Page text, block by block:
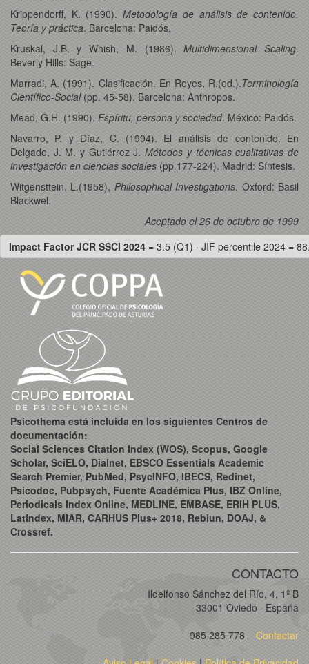
Krippendorff, K. (1990). Metodología de análisis de contenido.
Teoría y práctica. Barcelona: Paidós.
Kruskal, J.B. y Whish, M. (1986).Multidimensional Scaling.
Beverly Hills: Sage.
Marradi, A. (1991). Clasificación. En Reyes, R.(ed.).Terminología
Científico-Social(pp. 45-58). Barcelona: Anthropos.
Mead, G.H. (1990). Espíritu, persona y sociedad. México: Paidós.
Navarro, P. y Díaz, C. (1994). El análisis de contenido. En
Delgado, J. M. y Gutiérrez J.Métodos y técnicas cualitativas de
investigación en ciencias sociales (pp.177-224). Madrid: Síntesis.
Witgensttein, L.(1958), Philosophical Investigations. Oxford: Basil
Blackwel.
Aceptado el 26 de octubre de 1999
Impact Factor JCR SSCI 2024 = 3.5 (Q1) · JIF percentile 2024 =
Psicothema está incluida en los siguientes Centros de
documentación:
Social Sciences Citation Index (WOS), Scopus, Google
Scholar, SciELO, Dialnet, EBSCO Essentials Academic
Search Premier, PubMed, PsycINFO, IBECS, Redinet,
Psicodoc, Pubpsych, Fuente Académica Plus, IBZ Online,
Periodicals Index Online, MEDLINE, EMBASE, ERIH PLUS,
Latindex, MIAR, CARHUS Plus+ 2018, Rebiun, DOAJ, &
Crossref.
CONTACTO
Ildelfonso Sánchez del Río, 4, 1º B
33001 Oviedo · España
985 285 778
Contactar